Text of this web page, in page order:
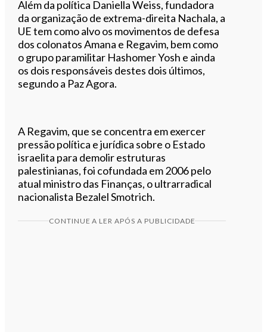
Além da política Daniella Weiss, fundadora
da organização de extrema-direita Nachala, a
UE tem como alvo os movimentos de defesa
dos colonatos Amana e Regavim, bem como
o grupo paramilitar Hashomer Yosh e ainda
os dois responsáveis destes dois últimos,
segundo a Paz Agora.
A Regavim, que se concentra em exercer
pressão política e jurídica sobre o Estado
israelita para demolir estruturas
palestinianas, foi cofundada em 2006 pelo
atual ministro das Finanças, o ultrarradical
nacionalista Bezalel Smotrich.
CONTINUE A LER APÓS A PUBLICIDADE